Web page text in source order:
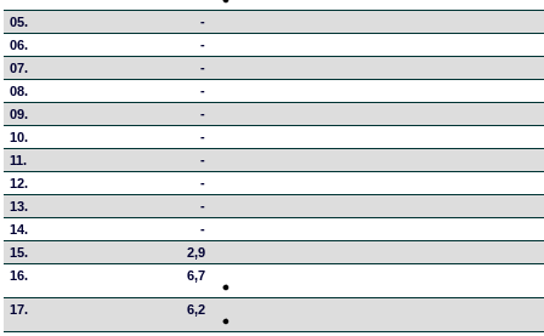
05.
-
06.
-
07.
-
08.
-
09.
-
10.
-
11.
-
12.
-
13.
-
14.
-
15.
2,9
16.
6,7
17. 6,2